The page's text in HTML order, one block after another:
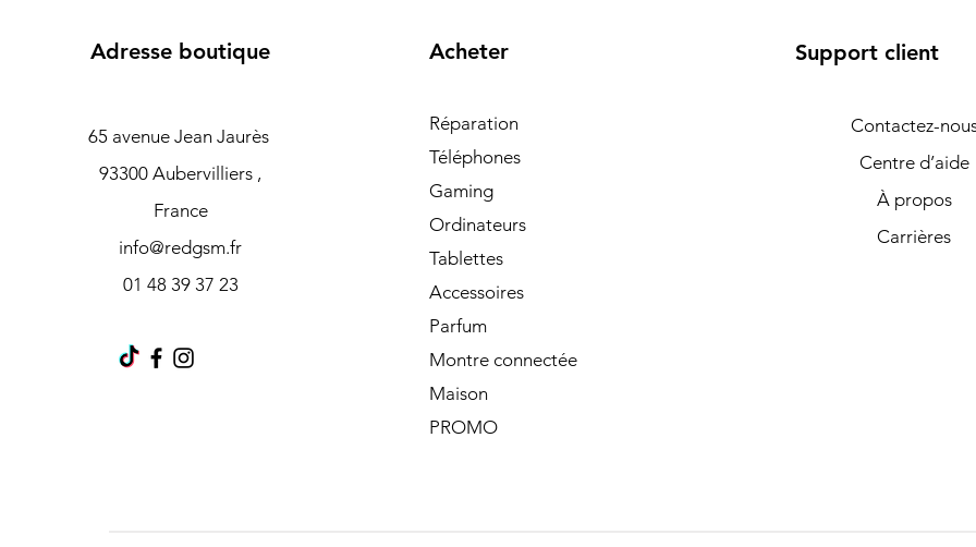
Adresse boutique
65 avenue Jean Jaurès
93300 Aubervilliers ,
France
info@redgsm.fr
01 48 39 37 23
Acheter
Réparation
Téléphones
Gaming
Ordinateurs
Tablettes
Accessoires
Parfum
Montre connectée
Maison
PROMO
Support client
Contactez-
Centre d’aide
À propos
Carrières